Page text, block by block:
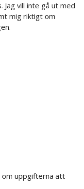
Jag vill inte gå ut med
mig riktigt om
om uppgifterna att